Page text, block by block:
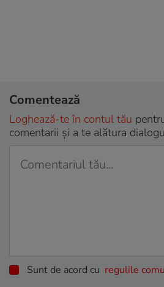
Comentează
Loghează-te în contul tău
comentarii și a te alătura
Sunt de acord cu regulile